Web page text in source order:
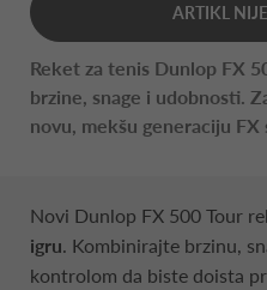
ARTIKL
Reket za tenis Dunlop FX
brzine, snage i udobnosti.
novu, mekšu generaciju FX
Novi Dunlop FX 500 Tour
igru. Kombinirajte brzinu,
kontrolom da biste doista